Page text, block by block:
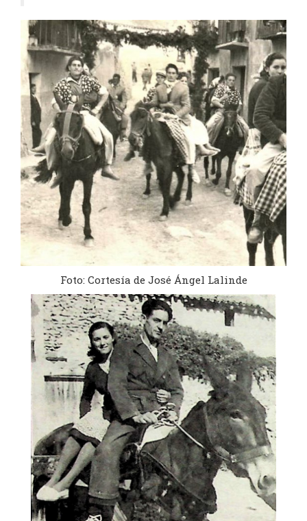
Foto: Cortesía de José Ángel Lalinde